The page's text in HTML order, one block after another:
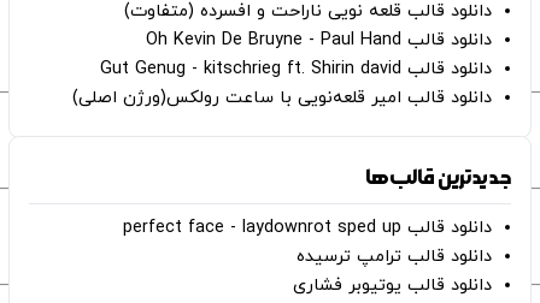
دانلود قالب قلعه نویی ناراحت و افسرده (متفاوت)
دانلود قالب Oh Kevin De Bruyne - Paul Hand
دانلود قالب Gut Genug - kitschrieg ft. Shirin david
دانلود قالب امیر قلعه‌نویی با ساعت رولکس(ورژن اصلی)
جدیدترین قالب‌ها
دانلود قالب perfect face - laydownrot sped up
دانلود قالب ترامپ ترسیده
دانلود قالب یوتیوبر فشاری